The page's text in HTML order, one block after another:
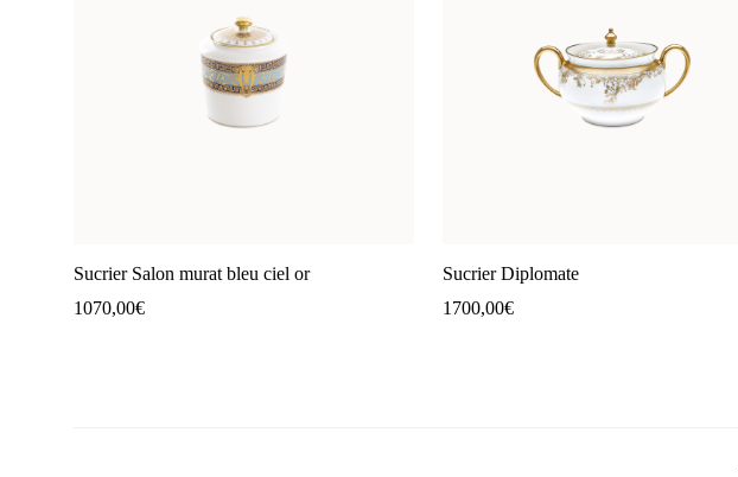
Sucrier Salon murat bleu ciel or
1070,00€
Sucrier Diplomate
1700,00€